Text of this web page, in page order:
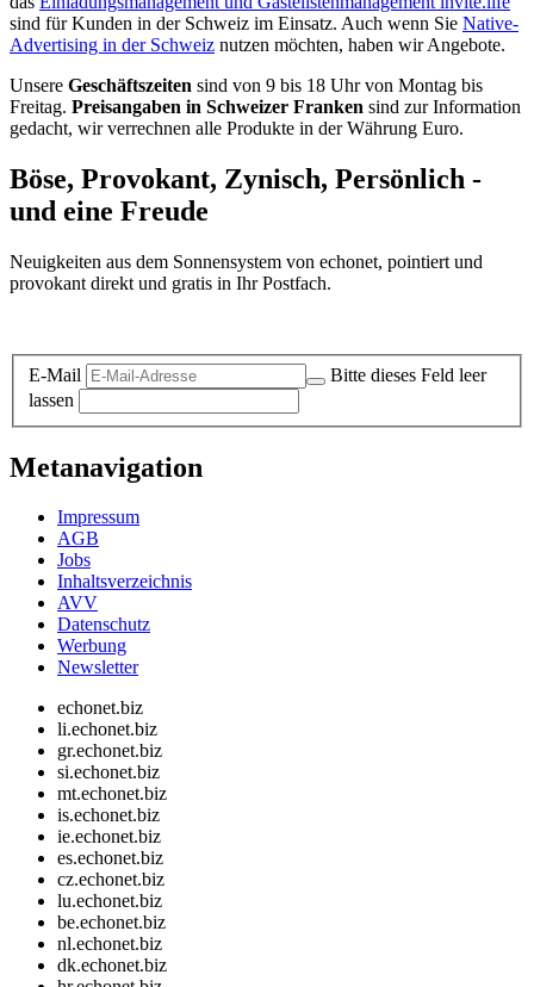
sind für Kunden in der Schweiz im Einsatz. Auch wenn Sie Native-
Advertising in der Schweiz nutzen möchten, haben wir Angebote.
Unsere Geschäftszeiten sind von 9 bis 18 Uhr von Montag bis
Freitag. Preisangaben in Schweizer Franken sind zur Information
gedacht, wir verrechnen alle Produkte in der Währung Euro.
Böse, Provokant, Zynisch, Persönlich -
und eine Freude
Neuigkeiten aus dem Sonnensystem von echonet, pointiert und
provokant direkt und gratis in Ihr Postfach.
E-Mail
Bitte dieses Feld leer
lassen
Metanavigation
Impressum
AGB
Jobs
Inhaltsverzeichnis
AVV
Datenschutz
Werbung
Newsletter
echonet.biz
li.echonet.biz
gr.echonet.biz
si.echonet.biz
mt.echonet.biz
is.echonet.biz
ie.echonet.biz
es.echonet.biz
cz.echonet.biz
lu.echonet.biz
be.echonet.biz
nl.echonet.biz
dk.echonet.biz